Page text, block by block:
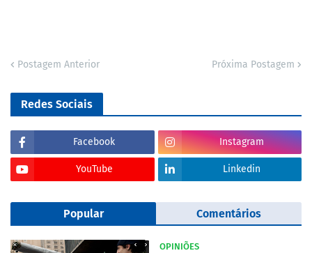
Postagem Anterior Próxima Postagem
Redes Sociais
Facebook Instagram
YouTube Linkedin
Popular Comentários
OPINIÕES